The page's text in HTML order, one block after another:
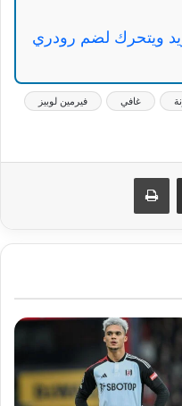
ويتحرك لضم رودري
غافي
فيرمين لوبيز
مشاركة عبر البريد طباعة